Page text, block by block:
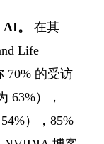
。
在其
Life
70% 的受访
63%），
），85%